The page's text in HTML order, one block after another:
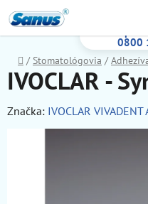
na
obsah
0800
Domov
/ Stomatológovia /
IVOCLAR -
Značka: IVOCLAR VIVADENT